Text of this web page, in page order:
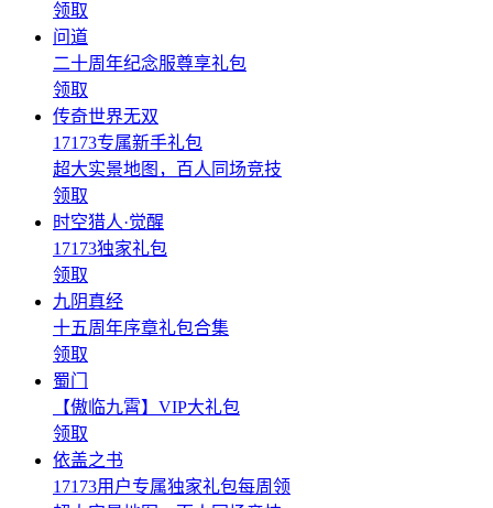
领取
问道
二十周年纪念服尊享礼包
领取
传奇世界无双
17173专属新手礼包
超大实景地图，百人同场竞技
领取
时空猎人·觉醒
17173独家礼包
领取
九阴真经
十五周年序章礼包合集
领取
蜀门
【傲临九霄】VIP大礼包
领取
依盖之书
17173用户专属独家礼包每周领